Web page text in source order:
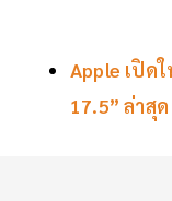
Apple เปิด
17.5” ล่าสุ